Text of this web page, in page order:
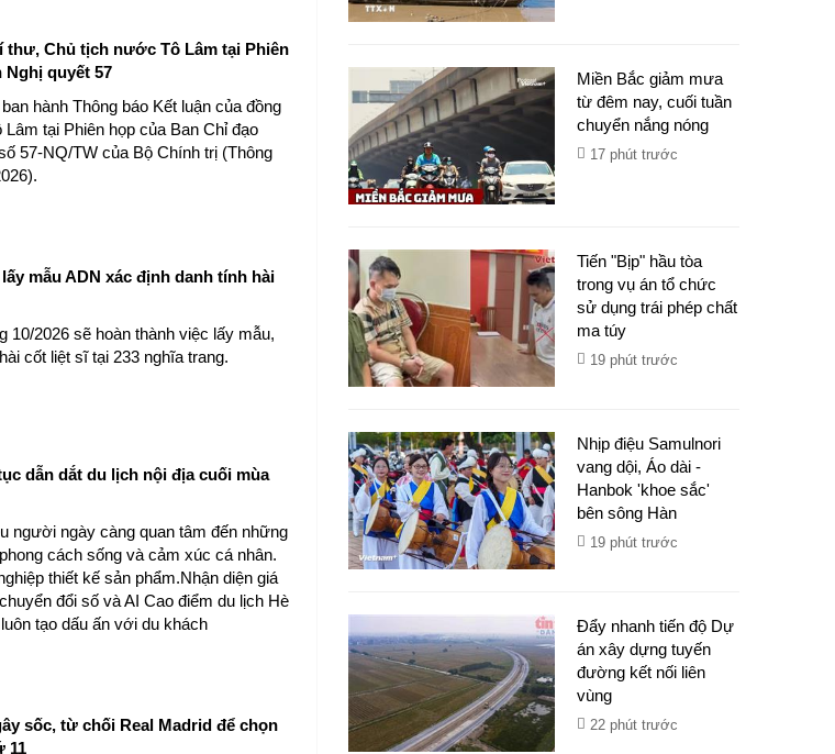
thư, Chủ tịch nước Tô Lâm tại Phiên
quyết 57
hành Thông báo Kết luận của đồng
tại Phiên họp của Ban Chỉ đạo
57-NQ/TW của Bộ Chính trị (Thông
mẫu ADN xác định danh tính hài
10/2026 sẽ hoàn thành việc lấy mẫu,
cốt liệt sĩ tại 233 nghĩa trang.
dẫn dắt du lịch nội địa cuối mùa
người ngày càng quan tâm đến những
cách sống và cảm xúc cá nhân.
thiết kế sản phẩm.Nhận diện giá
đổi số và AI Cao điểm du lịch Hè
tạo dấu ấn với du khách
sốc, từ chối Real Madrid để chọn
11
Miền Bắc giảm mưa
từ đêm nay, cuối tuần
chuyển nắng nóng
17 phút trước
Tiến "Bịp" hầu tòa
trong vụ án tổ chức
sử dụng trái phép chất
ma túy
19 phút trước
Nhịp điệu Samulnori
vang dội, Áo dài -
Hanbok 'khoe sắc'
bên sông Hàn
19 phút trước
Đẩy nhanh tiến độ Dự
án xây dựng tuyến
đường kết nối liên
vùng
22 phút trước